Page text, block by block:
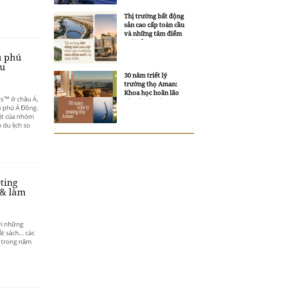
phú
ở châu Á,
phú Á Đông.
của nhóm
du lịch so
làm
những
sách… các
trong năm
Thị trường bất động
sản cao cấp toàn cầu
và những tâm điểm
mới của năm 2026
30 năm triết lý
trường thọ Aman:
Khoa học hoãn lão
và trí tuệ ngàn xưa